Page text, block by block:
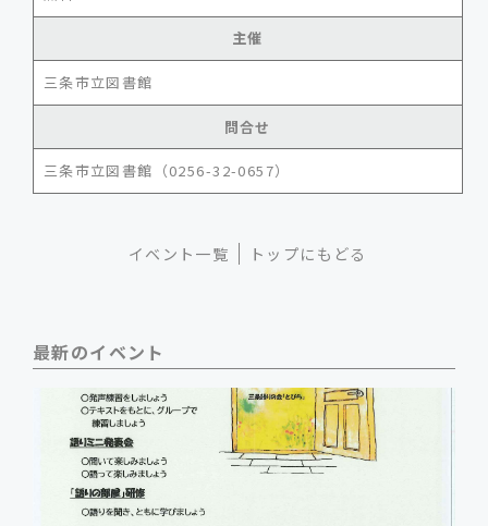
主催
三条市立図書館
問合せ
三条市立図書館（0256-32-0657）
イベント一覧 トップにもどる
最新のイベント